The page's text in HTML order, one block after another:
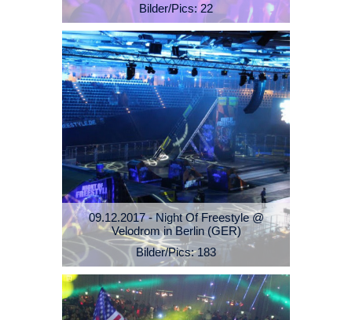
Bilder/Pics: 22
09.12.2017 - Night Of Freestyle @
Velodrom in Berlin (GER)
Bilder/Pics: 183